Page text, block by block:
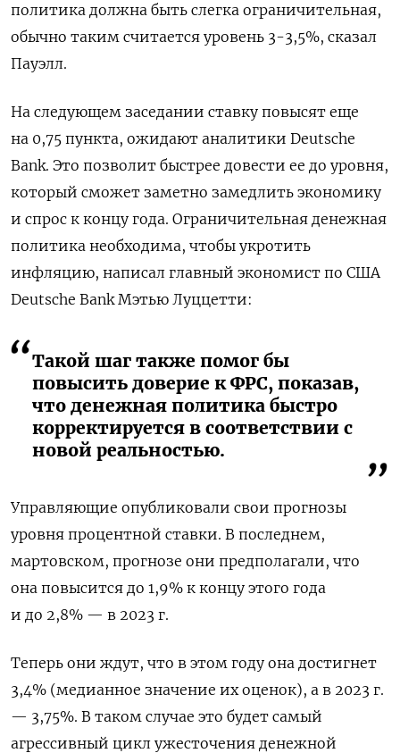
политика должна быть слегка ограничительная,
обычно таким считается уровень 3-3,5%, сказал
Пауэлл.
На следующем заседании ставку повысят еще
на 0,75 пункта, ожидают аналитики Deutsche
Bank. Это позволит быстрее довести ее до уровня,
который сможет заметно замедлить экономику
и спрос к концу года. Ограничительная денежная
политика необходима, чтобы укротить
инфляцию, написал главный экономист по США
Deutsche Bank Мэтью Луццетти:
Такой шаг также помог бы
повысить доверие к ФРС, показав,
что денежная политика быстро
корректируется в соответствии с
новой реальностью.
Управляющие опубликовали свои прогнозы
уровня процентной ставки. В последнем,
мартовском, прогнозе они предполагали, что
она повысится до 1,9% к концу этого года
и до 2,8% — в 2023 г.
Теперь они ждут, что в этом году она достигнет
3,4% (медианное значение их оценок), а в 2023 г.
— 3,75%. В таком случае это будет самый
агрессивный цикл ужесточения денежной